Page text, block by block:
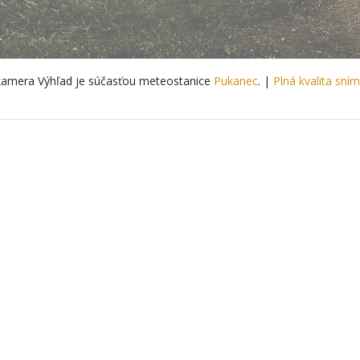
Výhľad je súčasťou meteostanice Pukanec. | Plná kvalita